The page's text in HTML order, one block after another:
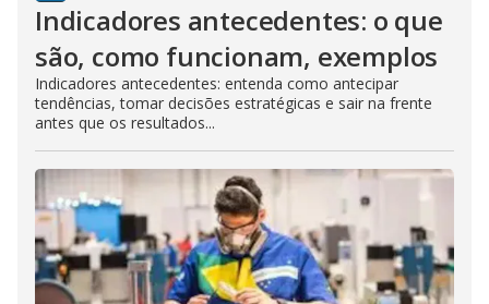
Indicadores antecedentes: o que
são, como funcionam, exemplos
Indicadores antecedentes: entenda como antecipar
tendências, tomar decisões estratégicas e sair na frente
antes que os resultados...